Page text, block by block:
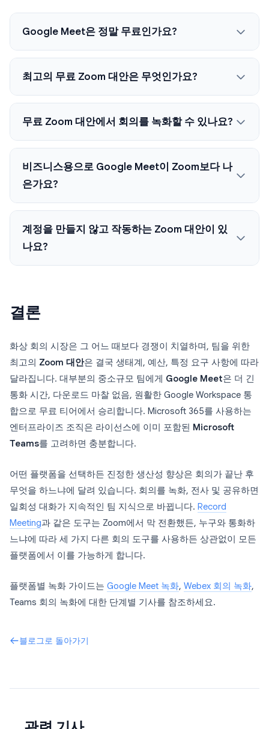
Google Meet은 정말 무료인가요?
최고의 무료 Zoom 대안은 무엇인가요?
무료 Zoom 대안에서 회의를 녹화할 수 있나요?
비즈니스용으로 Google Meet이 Zoom보다 나
은가요?
계정을 만들지 않고 작동하는 Zoom 대안이 있
나요?
결론
화상 회의 시장은 그 어느 때보다 경쟁이 치열하며, 팀을 위한
최고의 Zoom 대안은 결국 생태계, 예산, 특정 요구 사항에 따라
달라집니다. 대부분의 중소규모 팀에게 Google Meet은 더 긴
통화 시간, 다운로드 마찰 없음, 원활한 Google Workspace 통
합으로 무료 티어에서 승리합니다. Microsoft 365를 사용하는
엔터프라이즈 조직은 라이선스에 이미 포함된 Microsoft
Teams를 고려하면 충분합니다.
어떤 플랫폼을 선택하든 진정한 생산성 향상은 회의가 끝난 후
무엇을 하느냐에 달려 있습니다. 회의를 녹화, 전사 및 공유하면
일회성 대화가 지속적인 팀 지식으로 바뀝니다. Record
Meeting과 같은 도구는 Zoom에서 막 전환했든, 누구와 통화하
느냐에 따라 세 가지 다른 회의 도구를 사용하든 상관없이 모든
플랫폼에서 이를 가능하게 합니다.
플랫폼별 녹화 가이드는 Google Meet 녹화, Webex 회의 녹화,
Teams 회의 녹화에 대한 단계별 기사를 참조하세요.
블로그로 돌아가기